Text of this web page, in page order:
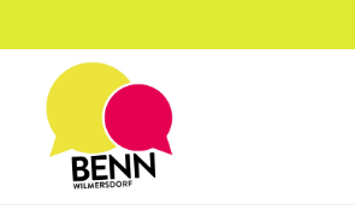
Inhalt
springen